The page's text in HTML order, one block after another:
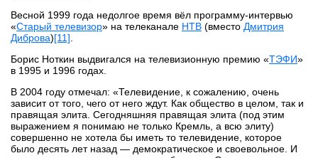
Весной 1999 года недолгое время вёл программу-интервью
«Старый телевизор» на телеканале НТВ (вместо Дмитрия
Диброва)[11]
Борис Ноткин выдвигался на телевизионную премию «ТЭФИ»
в 1995 и 1996 годах.
В 2004 году отмечал: «Телевидение, к сожалению, очень
зависит от того, чего от него ждут. Как общество в целом, так и
правящая элита. Сегодняшняя правящая элита (под этим
выражением я понимаю не только Кремль, а всю элиту)
совершенно не хотела бы иметь то телевидение, которое
было десять лет назад — демократическое и своевольное. И